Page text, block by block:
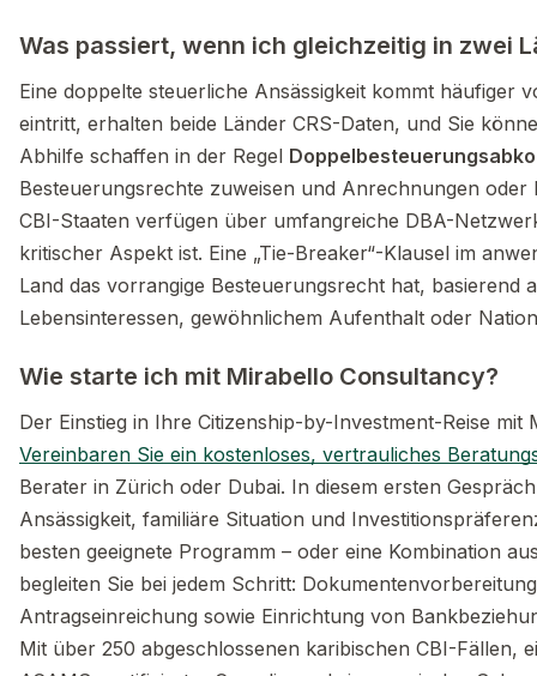
Was passiert, wenn ich gleichzeitig in zwei
Eine doppelte steuerliche Ansässigkeit kommt häufiger
eintritt, erhalten beide Länder CRS-Daten, und Sie
Abhilfe schaffen in der Regel
Besteuerungsrechte zuweisen und Anrechnungen
CBI-Staaten verfügen über umfangreiche DBA-
kritischer Aspekt ist. Eine „Tie-Breaker“-Klausel im
Land das vorrangige Besteuerungsrecht hat, basierend
Lebensinteressen, gewöhnlichem Aufenthalt oder
Wie starte ich mit Mirabello Consultancy?
Der Einstieg in Ihre Citizenship-by-Investment-Reise
Vereinbaren Sie ein kostenloses, vertrauliches
Berater in Zürich oder Dubai. In diesem ersten
Ansässigkeit, familiäre Situation und
besten geeignete Programm – oder eine Kombination
begleiten Sie bei jedem Schritt:
Antragseinreichung sowie Einrichtung von
Mit über 250 abgeschlossenen karibischen CBI-Fällen,